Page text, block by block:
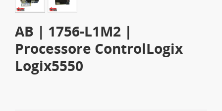
AB | 1756-L1M2 |
Processore ControlLogix
Logix5550